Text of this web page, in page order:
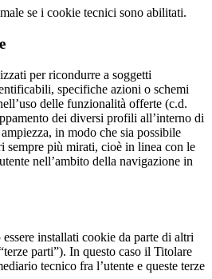
se i cookie tecnici sono abilitati.
per ricondurre a soggetti
specifiche azioni o schemi
delle funzionalità offerte (c.d.
dei diversi profili all’interno di
in modo che sia possibile
sempre più mirati, cioè in linea con le
nell’ambito della navigazione in
installati cookie da parte di altri
parti”). In questo caso il Titolare
tecnico fra l’utente e queste terze